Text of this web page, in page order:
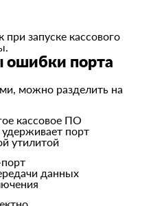
запуске кассового
ошибки порта
можно разделить на
кассовое ПО
удерживает порт
утилитой
данных